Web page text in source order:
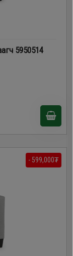
5950514
- 599,000₮